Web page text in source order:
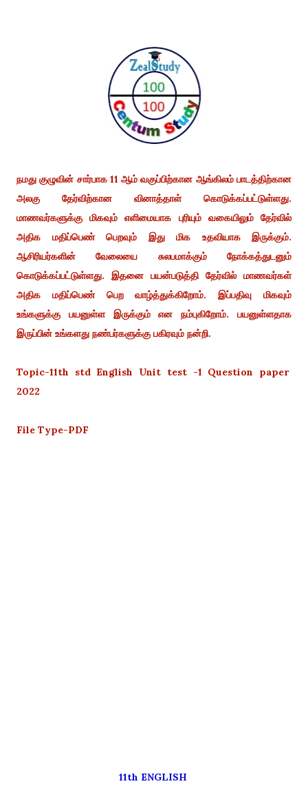
நமது குழுவின் சார்பாக 11 ஆம் வகுப்பிற்கான ஆங்கிலம் பாடத்திற்கான
அலகு தேர்விற்கான வினாத்தாள் கொடுக்கப்பட்டுள்ளது.
மாணவர்களுக்கு மிகவும் எளிமையாக புரியும் வகையிலும் தேர்வில்
அதிக மதிப்பெண் பெறவும் இது மிக உதவியாக இருக்கும்.
ஆசிரியர்களின் வேலையை சுலபமாக்கும் நோக்கத்துடனும்
கொடுக்கப்பட்டுள்ளது. இதனை பயன்படுத்தி தேர்வில் மாணவர்கள்
அதிக மதிப்பெண் பெற வாழ்த்துக்கிறோம். இப்பதிவு மிகவும்
உங்களுக்கு பயனுள்ள இருக்கும் என நம்புகிறோம். பயனுள்ளதாக
இருப்பின் உங்களது நண்பர்களுக்கு பகிரவும் நன்றி.
Topic-11th std English Unit test -1 Question paper
2022
File Type-PDF
11th ENGLISH